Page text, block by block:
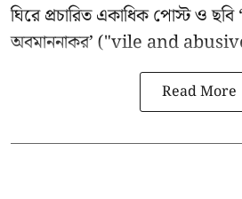
ঘিরে প্রচারিত একাধিক পোস্ট ও
অবমাননাকর’ ("vile and
Read More